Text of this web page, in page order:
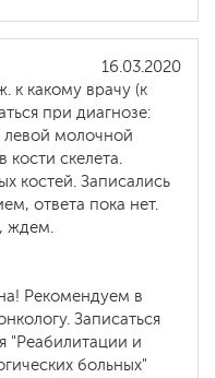
16.03.2020
к какому врачу (к
при диагнозе:
левой молочной
скелета.
костей. Записались
ответа пока нет.
ждем.
Рекомендуем в
Записаться
"Реабилитации и
больных"